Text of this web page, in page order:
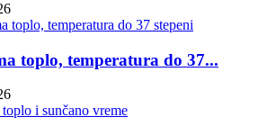
toplo, temperatura do 37...